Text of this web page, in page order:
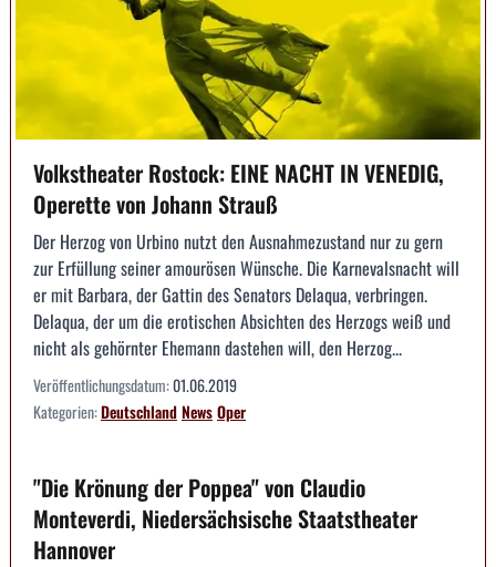
Volkstheater Rostock: EINE NACHT IN VENEDIG,
Operette von Johann Strauß
Der Herzog von Urbino nutzt den Ausnahmezustand nur zu gern
zur Erfüllung seiner amourösen Wünsche. Die Karnevalsnacht will
er mit Barbara, der Gattin des Senators Delaqua, verbringen.
Delaqua, der um die erotischen Absichten des Herzogs weiß und
nicht als gehörnter Ehemann dastehen will, den Herzog...
Veröffentlichungsdatum:01.06.2019
Kategorien:DeutschlandNewsOper
"Die Krönung der Poppea" von Claudio
Monteverdi, Niedersächsische Staatstheater
Hannover